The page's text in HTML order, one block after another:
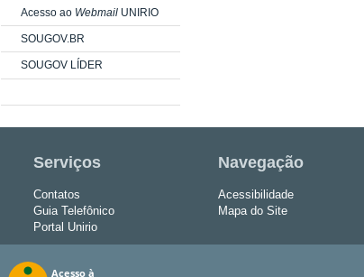
Acesso ao Webmail UNIRIO
SOUGOV.BR
SOUGOV LÍDER
Serviços
Contatos
Guia Telefônico
Portal Unirio
Navegação
Acessibilidade
Mapa do Site